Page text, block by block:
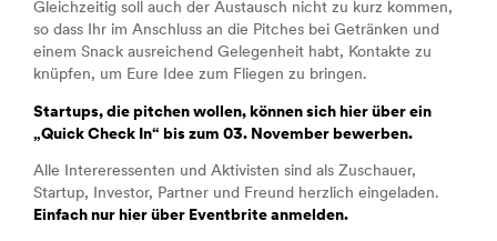
Gleichzeitig soll auch der Austausch nicht zu kurz kommen,
so dass Ihr im Anschluss an die Pitches bei Getränken und
einem Snack ausreichend Gelegenheit habt, Kontakte zu
knüpfen, um Eure Idee zum Fliegen zu bringen.
Startups, die pitchen wollen, können sich hier über ein
„Quick Check In“ bis zum 03. November bewerben.
Alle Intereressenten und Aktivisten sind als Zuschauer,
Startup, Investor, Partner und Freund herzlich eingeladen.
Einfach nur hier über Eventbrite anmelden.